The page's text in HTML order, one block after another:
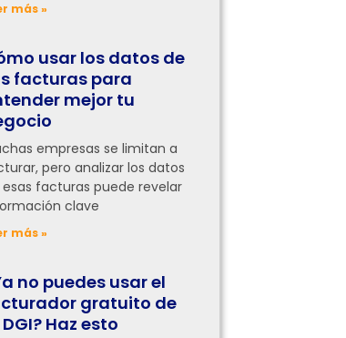
más »
usar los datos de
facturas para
mejor tu
empresas se limitan a
pero analizar los datos
facturas puede revelar
clave
más »
no puedes usar el
gratuito de
Haz esto